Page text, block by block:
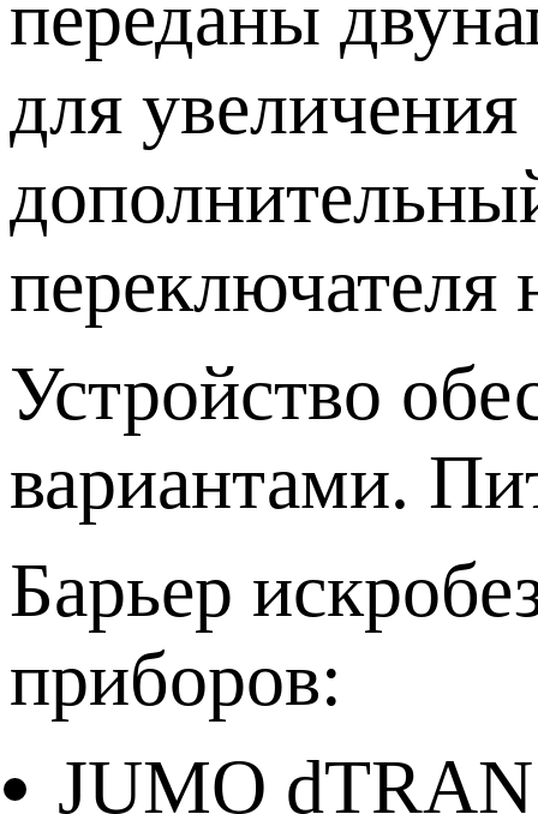
переданы
для
переключателя
Устройство
вариантами.
Барьер
приборов:
JUMO